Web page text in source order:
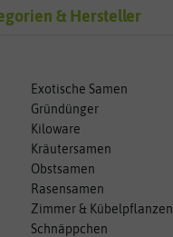
& Hersteller
Exotische Samen
Gründünger
Kiloware
Kräutersamen
Obstsamen
Rasensamen
Zimmer & Kübelpflanzen
Schnäppchen